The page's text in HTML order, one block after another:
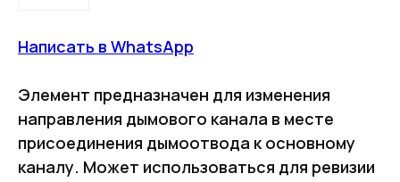
Написать в WhatsApp
Элемент предназначен для изменения
направления дымового канала в месте
присоединения дымоотвода к основному
каналу. Может использоваться для ревизии